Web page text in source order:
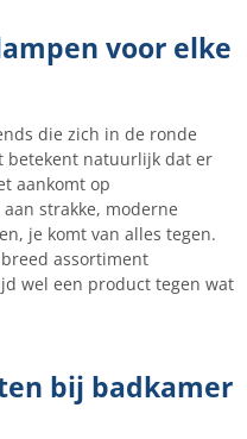
voor elke
die zich in de ronde
betekent natuurlijk dat er
aankomt op
strakke, moderne
je komt van alles tegen.
assortiment
wel een product tegen wat
bij badkamer